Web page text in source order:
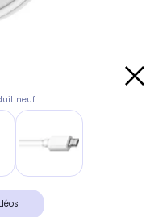
neuf